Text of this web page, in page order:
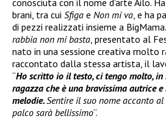
brani, tra cui Sfiga e Non mi va , e ha
di pezzi realizzati insieme a
rabbia non mi basta , presentato al
nato in una sessione creativa molto
raccontato dalla stessa artista, il
“Ho scritto io il testo, ci tengo molto, in
ragazza che è una bravissima autrice
melodie.Sentire il suo nome accanto
palco sarà bellissimo“.